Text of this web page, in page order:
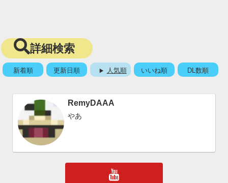
詳細検索
新着順 更新日順 人気順 いいね順 DL数順
RemyDAAA
やあ